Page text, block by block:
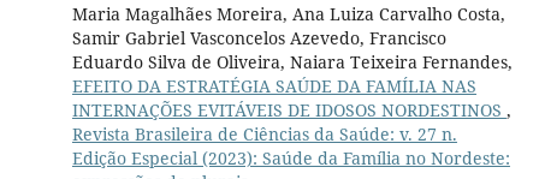
Maria Magalhães Moreira, Ana Luiza Carvalho Costa,
Samir Gabriel Vasconcelos Azevedo, Francisco
Eduardo Silva de Oliveira, Naiara Teixeira Fernandes,
EFEITO DA ESTRATÉGIA SAÚDE DA FAMÍLIA NAS
INTERNAÇÕES EVITÁVEIS DE IDOSOS NORDESTINOS ,
Revista Brasileira de Ciências da Saúde: v. 27 n.
Edição Especial (2023): Saúde da Família no Nordeste: